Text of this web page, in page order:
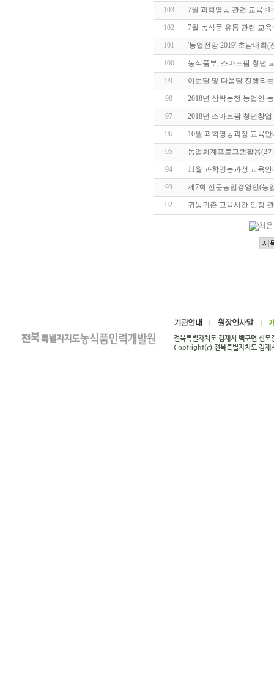
103 7월 과학영농 관련 교육
102 7월 농식품 유통 관련 교육
101 '농업전망 2019' 호남대회(
100 농식품부, 스마트팜 청년
99 이번달 및 다음달 진행되
98 2018년 삼락농정 농업인
97 2018년 스마트팜 청년창
96 10월 과학영농과정 교육안
95 농업회계프로그램활용(2
94 11월 과학영농과정 교육안
93 제7회 전문농업경영인(농
92 귀농귀촌 교육시간 인정